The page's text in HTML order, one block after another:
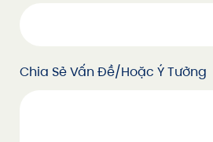
Chia Sẻ Vấn Đề/hoặc Ý Tưởng